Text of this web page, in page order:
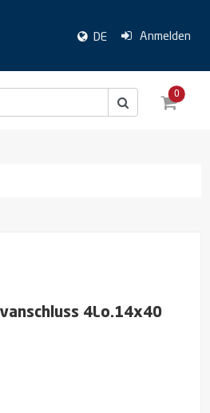
DE Anmelden
0
4Lo.14x40